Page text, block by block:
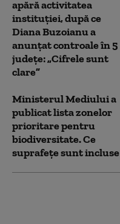
apără activitatea
instituției, după ce
Diana Buzoianu a
anunțat controale în 5
județe: „Cifrele sunt
clare”
Ministerul Mediului a
publicat lista zonelor
prioritare pentru
biodiversitate. Ce
suprafețe sunt incluse